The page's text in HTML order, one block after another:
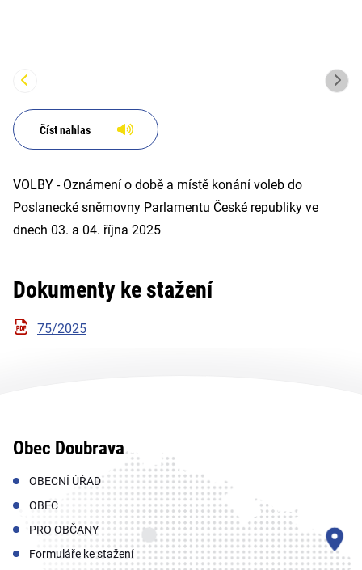
Číst nahlas
VOLBY - Oznámení o době a místě konání voleb do
Poslanecké sněmovny Parlamentu České republiky ve
dnech 03. a 04. října 2025
Dokumenty ke stažení
75/2025
Obec Doubrava
OBECNÍ ÚŘAD
OBEC
PRO OBČANY
Formuláře ke stažení